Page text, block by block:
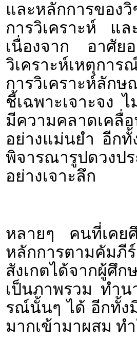
และหลักการของ
การวิเคราะห์ แล
เนื่องจาก อาศั
วิเคราะห์เหตุกา
การวิเคราะห์ลัก
ชี้เฉพาะเจาะจง
มีความคลาดเคลื่
อย่างแม่นยำ อีกทั้
พิจารณารูปดวงป
อย่างเจาะลึก
หลายๆ คนที่เคย
หลักการตามคัมภี
สังเกตได้จากผู้ศึ
เป็นภาพรวม ทำน
รณ์นั้นๆ ได้ อีกทั้ง
มากเข้ามาผสม ท